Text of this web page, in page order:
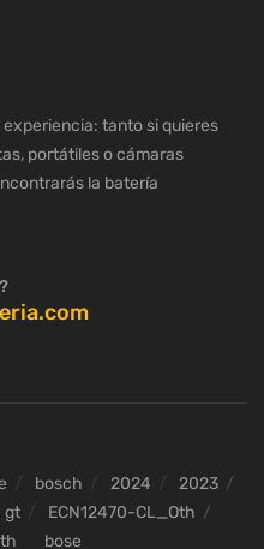
tanto si quieres
portátiles o cámaras
la batería
bosch 2024
2023
gt
ECN12470-CL_Oth
bose